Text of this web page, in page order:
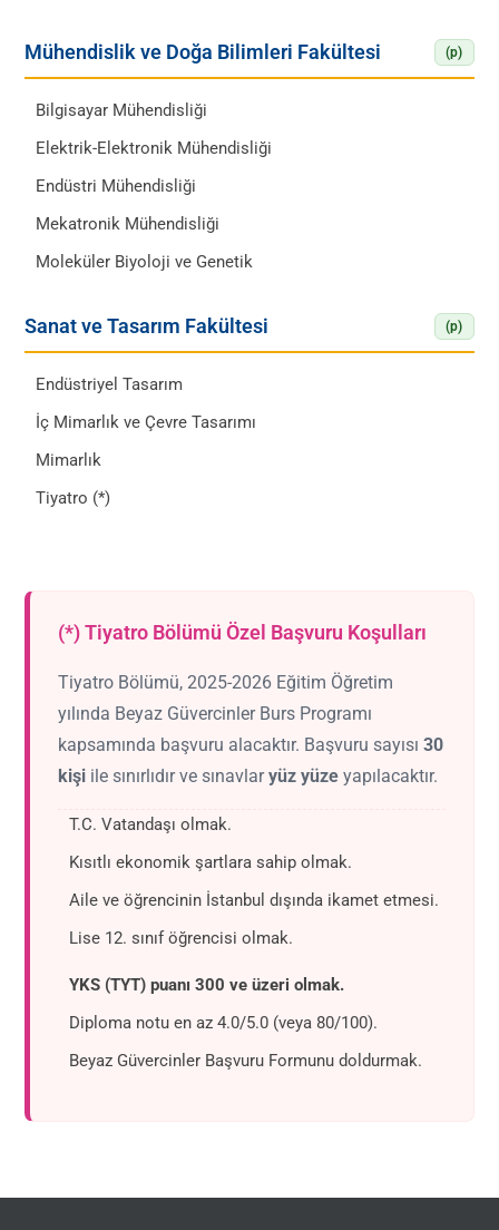
Mühendislik ve Doğa Bilimleri Fakültesi (p)
Bilgisayar Mühendisliği
Elektrik-Elektronik Mühendisliği
Endüstri Mühendisliği
Mekatronik Mühendisliği
Moleküler Biyoloji ve Genetik
Sanat ve Tasarım Fakültesi (p)
Endüstriyel Tasarım
İç Mimarlık ve Çevre Tasarımı
Mimarlık
Tiyatro (*)
(*) Tiyatro Bölümü Özel Başvuru Koşulları
Tiyatro Bölümü, 2025-2026 Eğitim Öğretim
yılında Beyaz Güvercinler Burs Programı
kapsamında başvuru alacaktır. Başvuru sayısı 30
kişi ile sınırlıdır ve sınavlaryüz yüze yapılacaktır.
T.C. Vatandaşı olmak.
Kısıtlı ekonomik şartlara sahip olmak.
Aile ve öğrencinin İstanbul dışında ikamet etmesi.
Lise 12. sınıf öğrencisi olmak.
YKS (TYT) puanı 300 ve üzeri olmak.
Diploma notu en az 4.0/5.0 (veya 80/100).
Beyaz Güvercinler Başvuru Formunu doldurmak.